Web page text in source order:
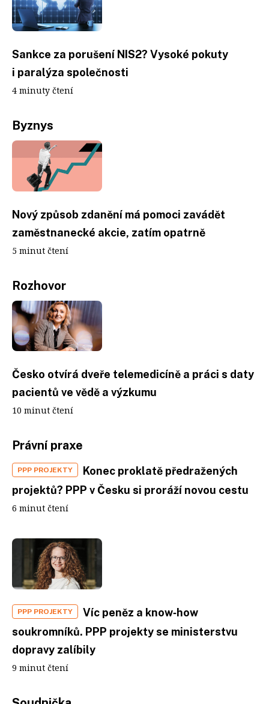
Sankce za porušení NIS2? Vysoké pokuty
i paralýza společnosti
4 minuty čtení
Byznys
Nový způsob zdanění má pomoci zavádět
zaměstnanecké akcie, zatím opatrně
5 minut čtení
Rozhovor
Česko otvírá dveře telemedicíně a práci s daty
pacientů ve vědě a výzkumu
10 minut čtení
Právní praxe
PPP PROJEKTY
Konec proklatě předražených
projektů? PPP v Česku si proráží novou cestu
6 minut čtení
PPP PROJEKTY
Víc peněz a know‑how
soukromníků. PPP projekty se ministerstvu
dopravy zalíbily
9 minut čtení